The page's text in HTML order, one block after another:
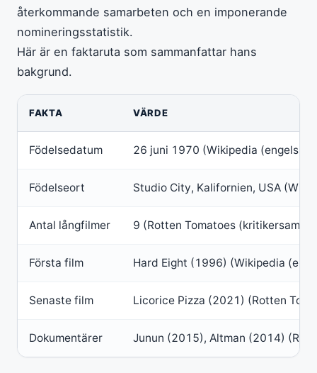
återkommande samarbeten och en imponerande
nomineringsstatistik.
Här är en faktaruta som sammanfattar hans
bakgrund.
FAKTA VÄRDE
Födelsedatum 26 juni 1970 (Wikipedia (engelska
Födelseort Studio City, Kalifornien, USA
Antal långfilmer 9 (Rotten Tomatoes
Första film Hard Eight (1996) (Wikipedia
Senaste film Licorice Pizza (2021) (Rotten
Dokumentärer Junun (2015), Altman (2014)